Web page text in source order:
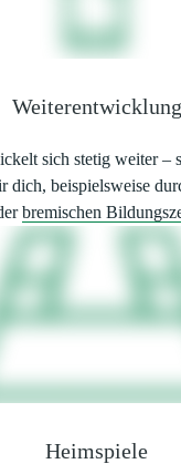
Weiterentwicklung
sich stetig weiter –
dich, beispielsweise
bremischen
Heimspiele